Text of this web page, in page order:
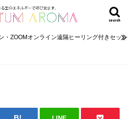
search
・ZOOMオンライン遠隔ヒーリング付きセッ